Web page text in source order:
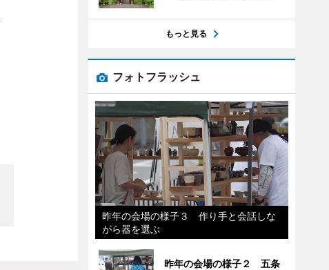
もっと見る
フォトフラッシュ
昨年の会場の様子３ 作り手と会話しな
がら器を選ぶ
昨年の会場の様子２ 五条